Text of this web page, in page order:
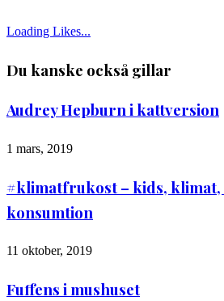
Loading Likes...
Du kanske också gillar
Audrey Hepburn i kattversion
1 mars, 2019
#klimatfrukost – kids,
konsumtion
11 oktober, 2019
Fuffens i mushuset